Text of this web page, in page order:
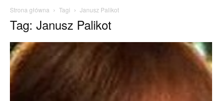
Strona główna Tagi Janusz Palikot
Tag: Janusz Palikot